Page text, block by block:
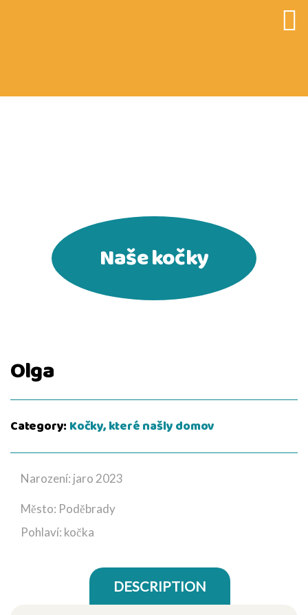
Naše kočky
Olga
Category: Kočky, které našly domov
Narození: jaro 2023
Město: Poděbrady
Pohlaví: kočka
DESCRIPTION